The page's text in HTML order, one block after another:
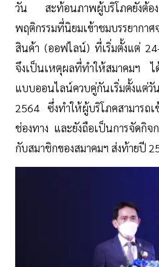
วัน สะท้อนภาพผู้บริโภคยังต้อง
พฤติกรรมที่นิยมเข้าชมบรรยากาศ
สินค้า (ออฟไลน์) ที่เริ่มตั้งแต่
จึงเป็นเหตุผลที่ทำให้สมาคมฯ ไ
แบบออนไลน์ควบคู่กันเริ่มตั้งแต่
2564 ซึ่งทำให้ผู้บริโภคสามารถเ
ช่องทาง และยังถือเป็นการจัดกิจ
กับสมาชิกของสมาคมฯ ส่งท้ายปี